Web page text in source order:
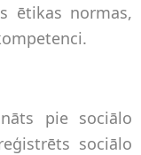
ētikas normas,
pie sociālo
sociālo